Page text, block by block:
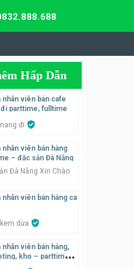
Hấp Dẫn
nhân viên bán cafe
đi parttime, fulltime
đi
nhân viên bán hàng
– đặc sản Đà Nẵng
Đà Nẵng Xin Chào
nhân viên bán hàng ca
dừa
nhân viên bán hàng,
kho – parttime,